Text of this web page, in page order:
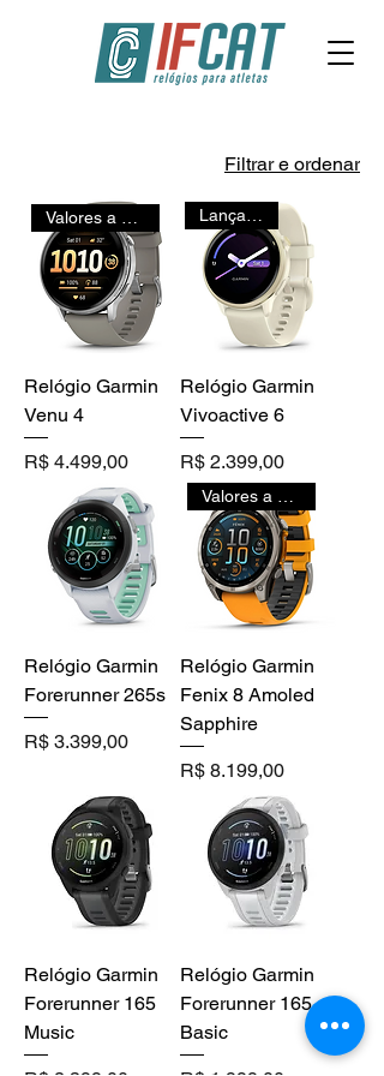
Filtrar e ordenar
Relógio Garmin
Venu 4
Preço
R$ 4.499,00
Relógio Garmin
Vivoactive 6
Preço
R$ 2.399,00
Relógio Garmin
Forerunner 265s
Preço
R$ 3.399,00
Valores a partir de
Relógio Garmin
Fenix 8 Amoled
Sapphire
Preço
R$ 8.199,00
Relógio Garmin
Forerunner 165
Music
Relógio Garmin
Forerunner 165
Basic